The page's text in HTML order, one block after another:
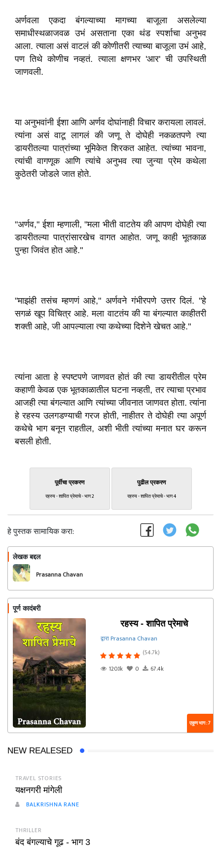
अर्णवला एकदा बंगल्याच्या मागच्या बाजूला असलेल्या
समाधीस्थळाजवळ उभं असताना एका थंड स्पर्शाचा अनुभव
आला. त्याला असं वाटलं की कोणीतरी त्याच्या बाजूला उभं आहे,
पण तिथे कोणीच नव्हतं. त्याला क्षणभर 'आर' ची उपस्थिती
जाणवली.
या अनुभवांनी ईशा आणि अर्णव दोघांनाही विचार करायला लावलं.
त्यांना असं वाटू लागलं की जणू ते दोघेही नकळतपणे त्या
डायरीतल्या पात्रांच्या भूमिकेत शिरकत आहेत. त्यांच्या भावना,
त्यांची वागणूक आणि त्यांचे अनुभव त्या जुन्या प्रेम कथेला
कुठेतरी जोडले जात होते.
"अर्णव," ईशा म्हणाली, "मला भीती वाटतेय की आपण दोघेही त्या
डायरीतल्या पात्रांसारखेच वागत आहोत. जणू काही भूतकाळ
पुन्हा जिवंत होत आहे."
"माझंही तसंच म्हणणं आहे," अर्णवने गंभीरपणे उत्तर दिलं. "हे
सगळं खूप विचित्र आहे. मला वाटतंय की या बंगल्यात काहीतरी
शक्ती आहे, जी आपल्याला त्या कथेच्या दिशेने खेचत आहे."
त्यांना आता हे स्पष्टपणे जाणवत होतं की त्या डायरीतील प्रेम
कहाणी केवळ एक भूतकाळातील घटना नव्हती, तर त्याचा प्रभाव
आजही त्या बंगल्यात आणि त्यांच्या जीवनात जाणवत होता. त्यांना
हे रहस्य उलगडण्याची गरज होती, नाहीतर ते दोघेही त्या अपूर्ण
कथेचे भाग बनून राहतील, अशी भीती त्यांच्या मनात घर करून
बसली होती.
पूर्वीचा प्रकरण
रहस्य - शापित प्रेमाचे - भाग 2
पुढील प्रकरण
रहस्य - शापित प्रेमाचे - भाग 4
हे पुस्तक सामायिक करा:
लेखक बद्दल
Prasanna Chavan
पूर्ण कादंबरी
रहस्य - शापित प्रेमाचे
द्वारा Prasanna Chavan
(54.7k)
120.1k
0 67.4k
एकूण भाग : 7
NEW REALESED
TRAVEL STORIES
यक्षनगरी मांगेली
BALKRISHNA RANE
THRILLER
बंद बंगल्याचे गूढ - भाग 3